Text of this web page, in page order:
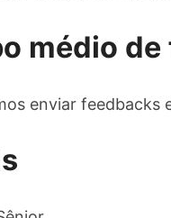
médio
enviar feedbacks